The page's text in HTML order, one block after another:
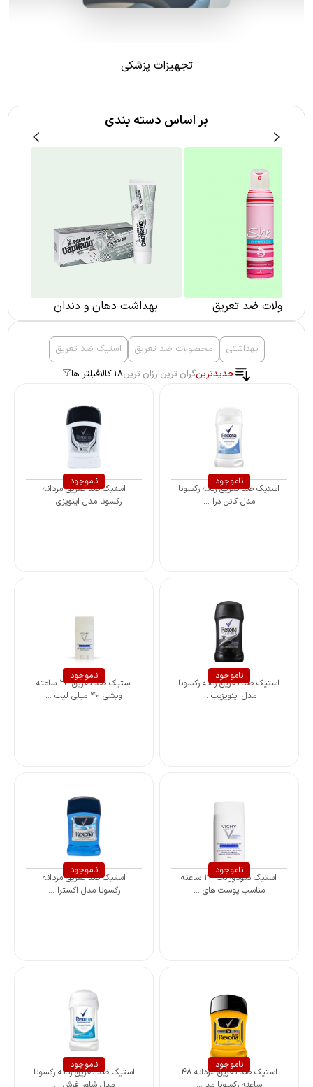
تجهیزات پزشکی
بر اساس دسته بندی
محصولات ضد تعریق بهداشت دهان و دندان
بهداشتی محصولات ضد تعریق
استیک ضد تعریق
جدیدترینگران ترینارزان ترین18 کالا فیلتر ها
ناموجود
استیک ضد تعریق زنانه رکسونا
مدل کاتن درا ...
ناموجود
استیک ضد تعریق مردانه
رکسونا مدل اینویزی ...
ناموجود
استیک ضد تعریق زنانه رکسونا
مدل اینویزیب ...
ناموجود
استیک ضد تعریق ۲۴ ساعته
ویشی ۴۰ میلی لیت ...
ناموجود
استیک دئودورانت 24 ساعته
مناسب پوست های ...
ناموجود
استیک ضد تعریق مردانه
رکسونا مدل اکسترا ...
ناموجود
استیک ضد تعریق مردانه 48
ناموجود
استیک ضد تعریق زنانه رکسونا